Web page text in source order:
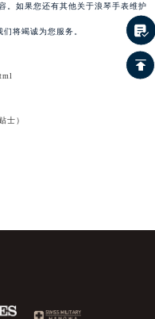
。如果您还有其他关于浪琴手表维护
将竭诚为您服务。
士）